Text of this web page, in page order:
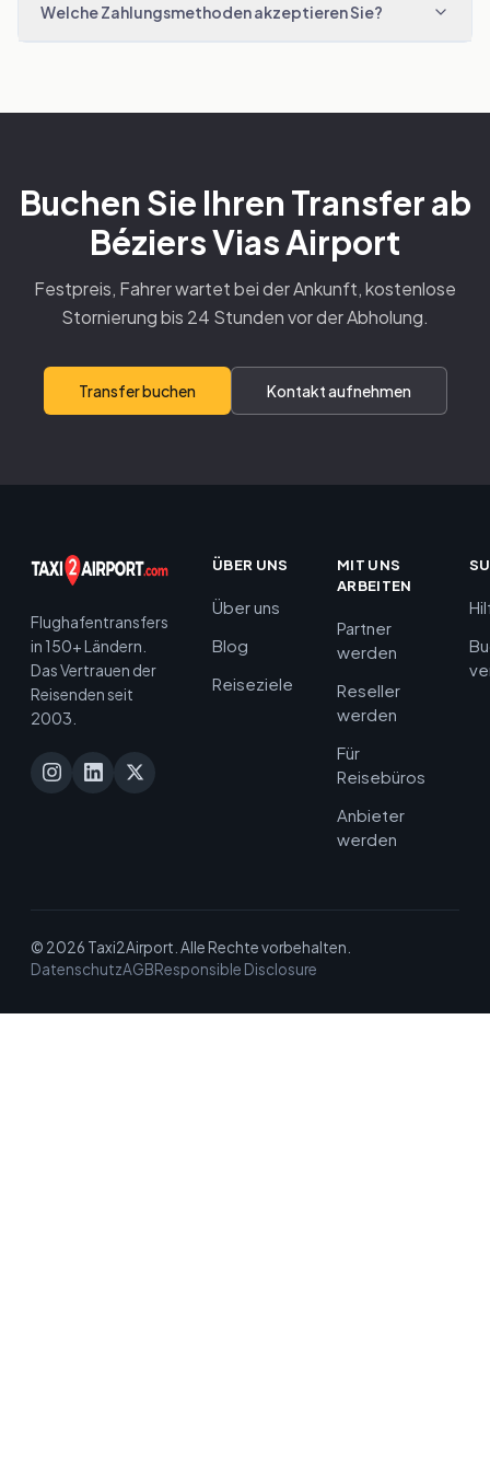
Welche Zahlungsmethoden akzeptieren Sie?
Buchen Sie Ihren Transfer ab
Béziers Vias Airport
Festpreis, Fahrer wartet bei der Ankunft, kostenlose
Stornierung bis 24 Stunden vor der Abholung.
Transfer buchen Kontakt aufnehmen
Flughafentransfers
in 150+ Ländern.
Das Vertrauen der
Reisenden seit
2003.
ÜBER UNS
Über uns
Blog
Reiseziele
MIT UNS
ARBEITEN
Partner
werden
Reseller
werden
Für
Reisebüros
Anbieter
werden
© 2026 Taxi2Airport. Alle Rechte vorbehalten.
DatenschutzAGBResponsible Disclosure